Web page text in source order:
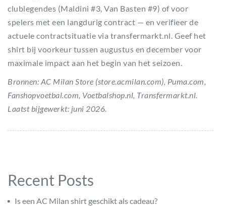
clublegendes (Maldini #3, Van Basten #9) of voor
spelers met een langdurig contract — en verifieer de
actuele contractsituatie via transfermarkt.nl. Geef het
shirt bij voorkeur tussen augustus en december voor
maximale impact aan het begin van het seizoen.
Bronnen: AC Milan Store (store.acmilan.com), Puma.com,
Fanshopvoetbal.com, Voetbalshop.nl, Transfermarkt.nl.
Laatst bijgewerkt: juni 2026.
Recent Posts
Is een AC Milan shirt geschikt als cadeau?